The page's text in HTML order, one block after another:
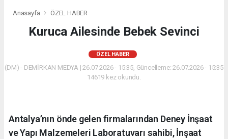
Anasayfa ÖZEL HABER
Kuruca Ailesinde Bebek Sevinci
ÖZEL HABER
(DM) - DEMİRKAN MEDYA | 26.07.2026 - 15:35, Güncelleme: 26.07.2026 - 15:35
14619 kez okundu.
Antalya’nın önde gelen firmalarından Deney İnşaat
ve Yapı Malzemeleri Laboratuvarı sahibi, İnşaat